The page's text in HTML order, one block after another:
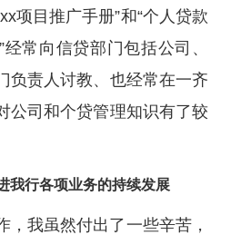
项目推广手册”和“个人贷款
常向信贷部门包括公司、
负责人讨教、也经常在一齐
公司和个贷管理知识有了较
我行各项业务的持续发展
，我虽然付出了一些辛苦，